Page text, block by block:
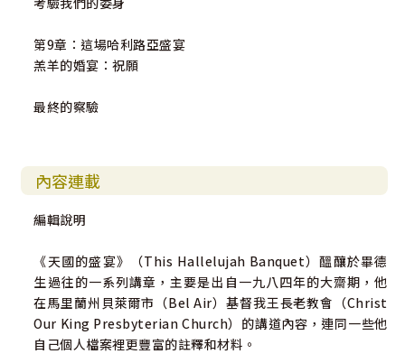
第9章：這場哈利路亞盛宴
羔羊的婚宴：祝願
最終的察驗
內容連載
編輯說明
《天國的盛宴》（This Hallelujah Banquet）醞釀於畢德
生過往的一系列講章，主要是出自一九八四年的大齋期，他
在馬里蘭州貝萊爾市（Bel Air）基督我王長老教會（Christ
Our King Presbyterian Church）的講道內容，連同一些他
自己個人檔案裡更豐富的註釋和材料。